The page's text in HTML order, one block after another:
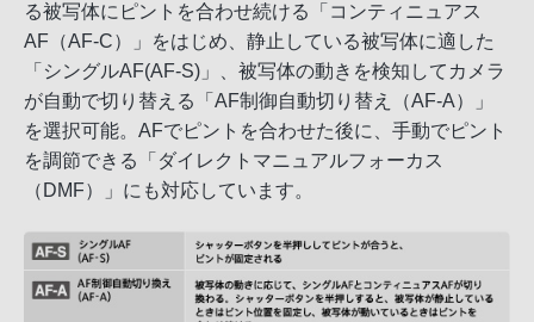
る被写体にピントを合わせ続ける「コンティニュアス
AF（AF-C）」をはじめ、静止している被写体に適した
「シングルAF(AF-S)」、被写体の動きを検知してカメラ
が自動で切り替える「AF制御自動切り替え（AF-A）」
を選択可能。AFでピントを合わせた後に、手動でピント
を調節できる「ダイレクトマニュアルフォーカス
（DMF）」にも対応しています。